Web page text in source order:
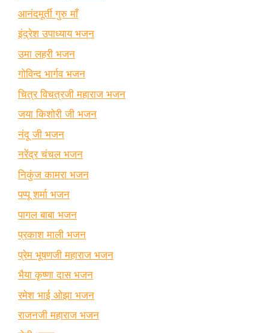
आनंदमूर्ती गुरु माँ
इंद्रेश उपाध्याय भजन
उमा लहरी भजन
गोविन्द भार्गव भजन
चित्र विचत्रजी महाराज भजन
जया किशोरी जी भजन
नंदू जी भजन
नरेंद्र चंचल भजन
निकुंज कामरा भजन
पप्पू शर्मा भजन
पागल बाबा भजन
प्रकाश माली भजन
प्रेम भूषणजी महाराज भजन
भैया कृष्णा दास भजन
रमेश भाई ओझा भजन
राजनजी महाराज भजन